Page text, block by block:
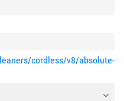
cordless/v8/absolute-